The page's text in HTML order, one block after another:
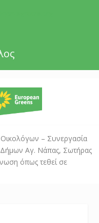
– Συνεργασία
Αγ. Νάπας, Σωτήρας
όπως τεθεί σε